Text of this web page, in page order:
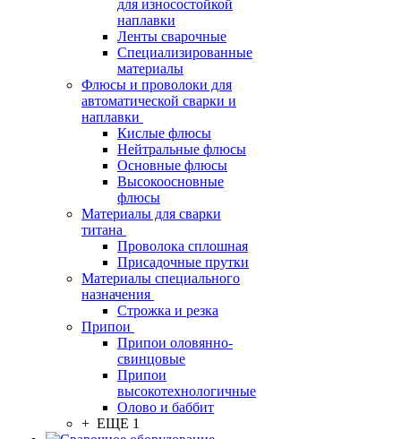
для износостойкой
наплавки
Ленты сварочные
Специализированные
материалы
Флюсы и проволоки для
автоматической сварки и
наплавки
Кислые флюсы
Нейтральные флюсы
Основные флюсы
Высокоосновные
флюсы
Материалы для сварки
титана
Проволока сплошная
Присадочные прутки
Материалы специального
назначения
Строжка и резка
Припои
Припои оловянно-
свинцовые
Припои
высокотехнологичные
Олово и баббит
+ ЕЩЕ 1